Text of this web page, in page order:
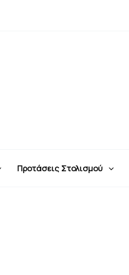
Προτάσεις Στολισμού